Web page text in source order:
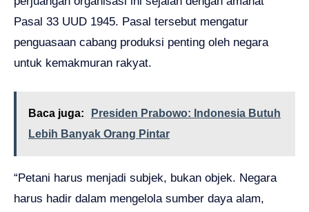
Pasal 33 UUD 1945. Pasal tersebut mengatur
penguasaan cabang produksi penting oleh negara
untuk kemakmuran rakyat.
Baca juga:
Presiden Prabowo: Indonesia Butuh
Lebih Banyak Orang Pintar
“Petani harus menjadi subjek, bukan objek. Negara
harus hadir dalam mengelola sumber daya alam,